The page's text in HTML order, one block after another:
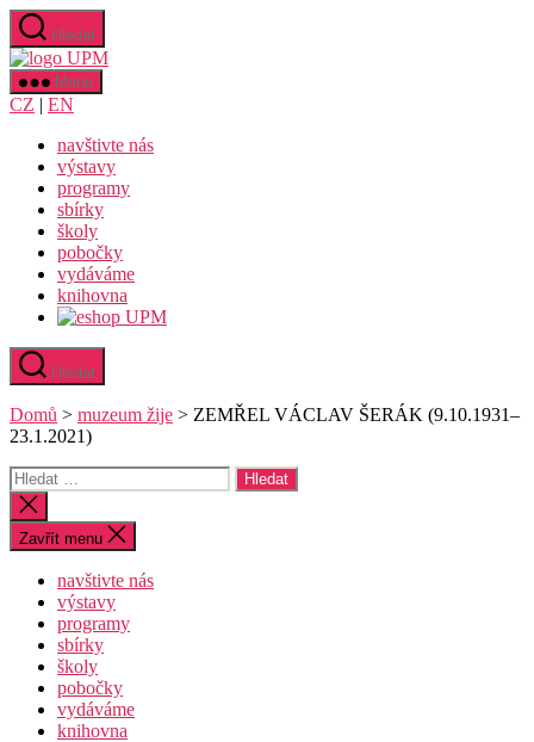
Přejít
obsahu
Hledat
Uměleckoprůmyslové
Menu
CZ | EN
navštivte nás
výstavy
programy
sbírky
školy
pobočky
vydáváme
knihovna
Hledat
Domů > muzeum žije > ZEMŘEL VÁCLAV ŠERÁK (9.10.1931–
23.1.2021)
Výsledky
vyhledávání:
Zavřít
vyhledávání
Zavřít menu
navštivte nás
výstavy
programy
sbírky
školy
pobočky
vydáváme
knihovna